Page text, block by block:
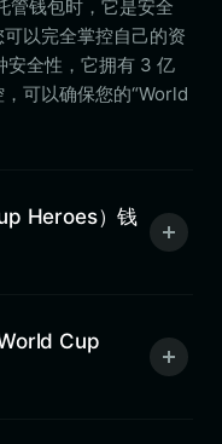
管钱包时，它是安全
以完全掌控自己的资
安全性，它拥有 3 亿
可以确保您的“World
Heroes）钱
Cup